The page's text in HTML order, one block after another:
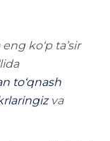
ko‘p ta’sir
to‘qnash
va